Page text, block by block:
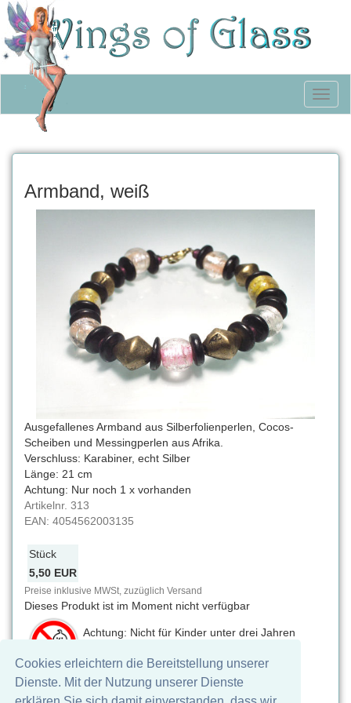
Cookies erleichtern die Bereitstellung unserer
Dienste. Mit der Nutzung unserer Dienste
Armband, weiß
Ausgefallenes Armband aus Silberfolienperlen, Cocos-
Scheiben und Messingperlen aus Afrika.
Verschluss: Karabiner, echt Silber
Länge: 21 cm
Achtung: Nur noch 1 x vorhanden
Artikelnr. 313
EAN: 4054562003135
Stück
5,50 EUR
Preise inklusive MWSt, zuzüglich Versand
Dieses Produkt ist im Moment nicht verfügbar
Achtung: Nicht für Kinder unter drei Jahren
Erstickungsgefahr
Auf Facebook teilen